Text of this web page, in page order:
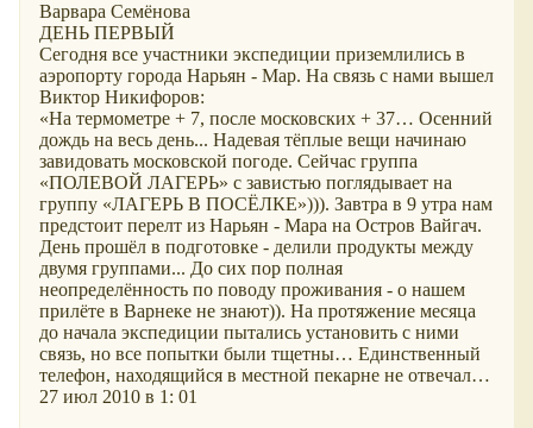
Варвара Семёнова
ДЕНЬ ПЕРВЫЙ
Сегодня все участники экспедиции приземлились в
аэропорту города Нарьян - Мар. На связь с нами вышел
Виктор Никифоров:
«На термометре + 7, после московских + 37… Осенний
дождь на весь день... Надевая тёплые вещи начинаю
завидовать московской погоде. Сейчас группа
ПОЛЕВОЙ ЛАГЕРЬ
с завистью поглядывает на
группу
ЛАГЕРЬ В ПОСЁЛКЕ ))). Завтра в 9 утра нам
предстоит перелт из Нарьян - Мара на Остров Вайгач.
День прошёл в подготовке - делили продукты между
двумя группами... До сих пор полная
неопределённость по поводу проживания - о нашем
прилёте в Варнеке не знают)). На протяжение месяца
до начала экспедиции пытались установить с ними
связь, но все попытки были тщетны… Единственный
телефон, находящийся в местной пекарне не отвечал…
27 июл 2010 в 1: 01